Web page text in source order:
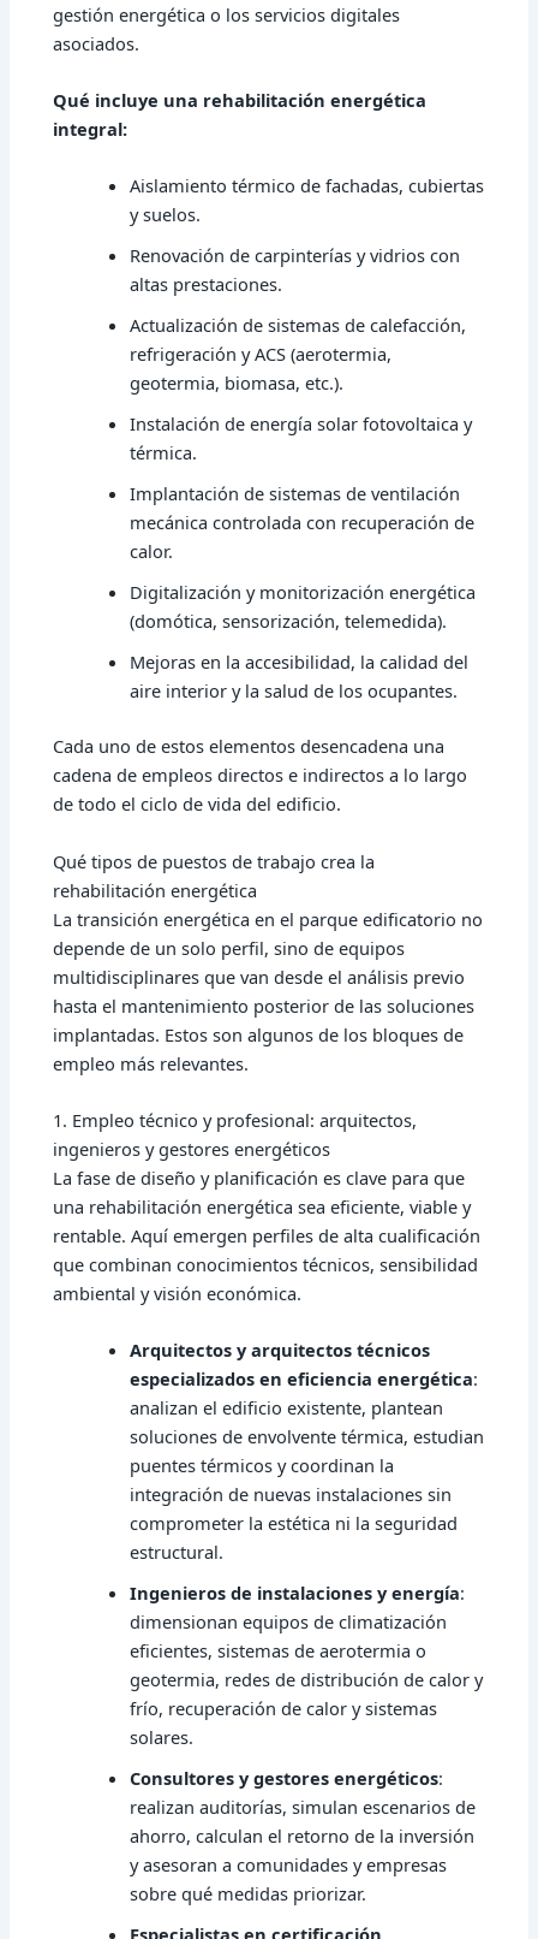
gestión energética o los servicios digitales
asociados.
Qué incluye una rehabilitación energética
integral:
Aislamiento térmico de fachadas, cubiertas
y suelos.
Renovación de carpinterías y vidrios con
altas prestaciones.
Actualización de sistemas de calefacción,
refrigeración y ACS (aerotermia,
geotermia, biomasa, etc.).
Instalación deenergía solar fotovoltaica y
térmica.
Implantación de sistemas de ventilación
mecánica controlada con recuperación de
calor.
Digitalización y monitorización energética
(domótica, sensorización, telemedida).
Mejoras en la accesibilidad, la calidad del
aire interior y la salud de los ocupantes.
Cada uno de estos elementos desencadena una
cadena de empleos directos e indirectos a lo largo
de todo el ciclo de vida del edificio.
Qué tipos de puestos de trabajo crea la
rehabilitación energética
Latransición energética en el parque edificatorio no
depende de un solo perfil, sino de equipos
multidisciplinares que van desde el análisis previo
hasta el mantenimiento posterior de las soluciones
implantadas. Estos son algunos de los bloques de
empleo más relevantes.
1. Empleo técnico y profesional: arquitectos,
ingenieros y gestores energéticos
La fase de diseño y planificación es clave para que
una rehabilitación energética sea eficiente, viable y
rentable. Aquí emergen perfiles de alta cualificación
que combinan conocimientos técnicos, sensibilidad
ambiental y visión económica.
Arquitectos y arquitectos técnicos
especializados en eficiencia energética:
analizan el edificio existente, plantean
soluciones de envolvente térmica, estudian
puentes térmicos y coordinan la
integración de nuevas instalaciones sin
comprometer la estética ni la seguridad
estructural.
Ingenieros de instalaciones y energía:
dimensionan equipos de climatización
eficientes, sistemas de aerotermia o
geotermia, redes de distribución de calor y
frío, recuperación de calor y sistemas
solares.
Consultores y gestores energéticos:
realizan auditorías, simulan escenarios de
ahorro, calculan el retorno de la inversión
y asesoran a comunidades y empresas
sobre qué medidas priorizar.